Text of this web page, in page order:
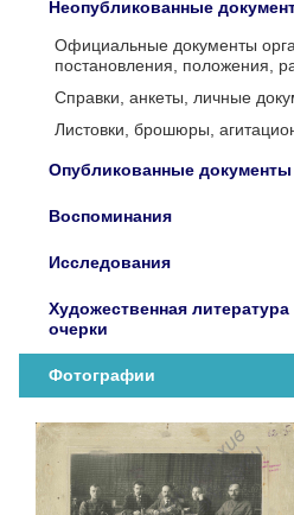
Неопубликованные
Официальные документы
постановления, положения,
Справки, анкеты, личные
Листовки, брошюры,
Опубликованные документы
Воспоминания
Исследования
Художественная
очерки
Фотографии